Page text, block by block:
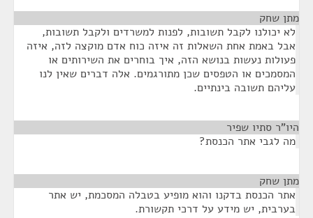
מתן שחק
לא יכולנו לקבל תשובות, לפנות למשרדים ולקבל תשובות,
אבל באמת אחת השאלות זה איזה כוח אדם מוקצה לזה, איזה
פעולות נעשות בנושא הזה, איך בוחרים את השירותים או
המסמכים או הטפסים שכן מתורגמים. אלה דברים שאין לנו
עליהם תשובה בינתיים.
היו"ר סתיו שפיר
מה לגבי אתר הכנסת?
מתן שחק
אתר הכנסת בדקנו והוא מופיע בטבלה המסכמת, יש אתר
בערבית, יש מידע על דרכי תקשורת.